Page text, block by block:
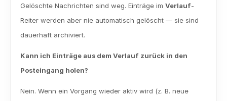
Gelöschte Nachrichten sind weg. Einträge im Verlauf-
Reiter werden aber nie automatisch gelöscht — sie sind
dauerhaft archiviert.
Kann ich Einträge aus dem Verlauf zurück in den
Posteingang holen?
Nein. Wenn ein Vorgang wieder aktiv wird (z. B. neue